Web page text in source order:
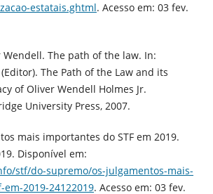
estatais.ghtml. Acesso em: 03 fev.
Wendell. The path of the law. In:
(Editor). The Path of the Law and its
of Oliver Wendell Holmes Jr.
University Press, 2007.
mais importantes do STF em 2019.
Disponível em:
stf/do-supremo/os-julgamentos-mais-
2019-24122019. Acesso em: 03 fev.